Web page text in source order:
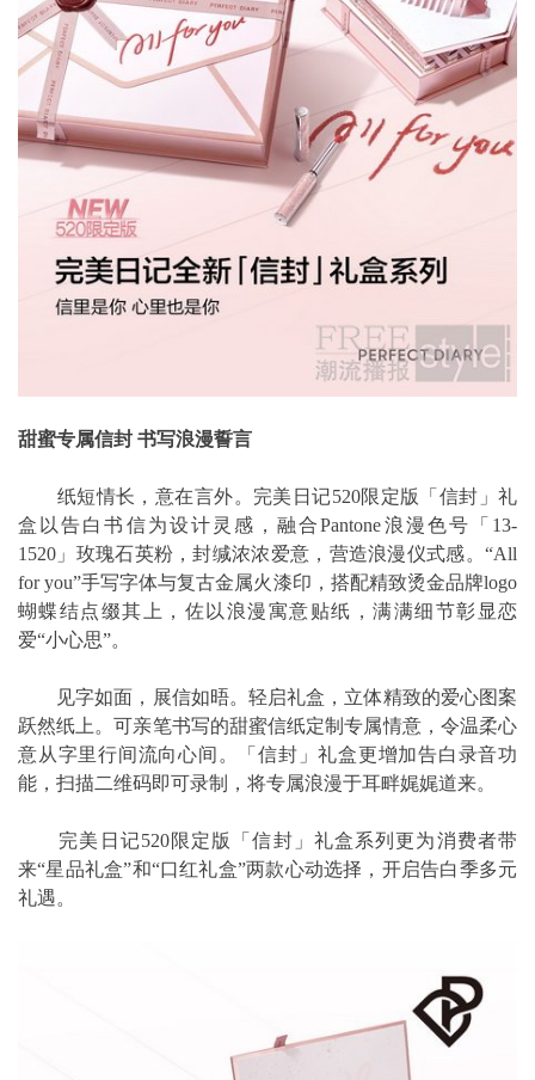
甜蜜专属信封 书写浪漫誓言
纸短情长，意在言外。完美日记520限定版「信封」礼
盒以告白书信为设计灵感，融合Pantone浪漫色号「13-
1520」玫瑰石英粉，封缄浓浓爱意，营造浪漫仪式感。“All
for you”手写字体与复古金属火漆印，搭配精致烫金品牌logo
蝴蝶结点缀其上，佐以浪漫寓意贴纸，满满细节彰显恋
爱“小心思”。
见字如面，展信如晤。轻启礼盒，立体精致的爱心图案
跃然纸上。可亲笔书写的甜蜜信纸定制专属情意，令温柔心
意从字里行间流向心间。「信封」礼盒更增加告白录音功
能，扫描二维码即可录制，将专属浪漫于耳畔娓娓道来。
完美日记520限定版「信封」礼盒系列更为消费者带
来“星品礼盒”和“口红礼盒”两款心动选择，开启告白季多元
礼遇。